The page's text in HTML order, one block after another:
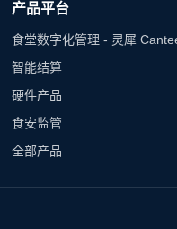
产品平台
食堂数字化管理 - 灵犀
智能结算
硬件产品
食安监管
全部产品